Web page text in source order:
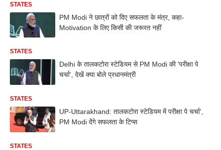
STATES
PM Modi ने छात्रों को दिए सफलता के मंत्र, कहा-
Motivation के लिए किसी की जरूरत नहीं
STATES
Delhi के तालकटोरा स्टेडियम से PM Modi की 'परीक्षा पे
चर्चा', देखें क्या बोले प्रधानमंत्री
STATES
UP-Uttarakhand: तालकटोरा स्टेडियम में परीक्षा पे चर्चा',
PM Modi देंगे सफलता के टिप्स
STATES